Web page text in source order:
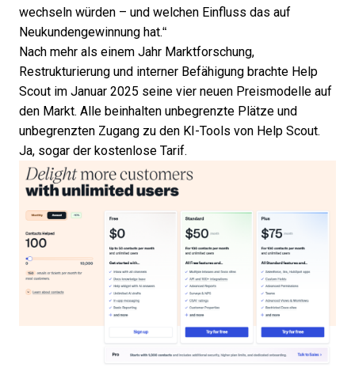
wechseln würden – und welchen Einfluss das auf
Neukundengewinnung hat.“
Nach mehr als einem Jahr Marktforschung,
Restrukturierung und interner Befähigung brachte Help
Scout im Januar 2025 seine vier neuen Preismodelle auf
den Markt. Alle beinhalten unbegrenzte Plätze und
unbegrenzten Zugang zu den KI-Tools von Help Scout.
Ja, sogar der kostenlose Tarif.